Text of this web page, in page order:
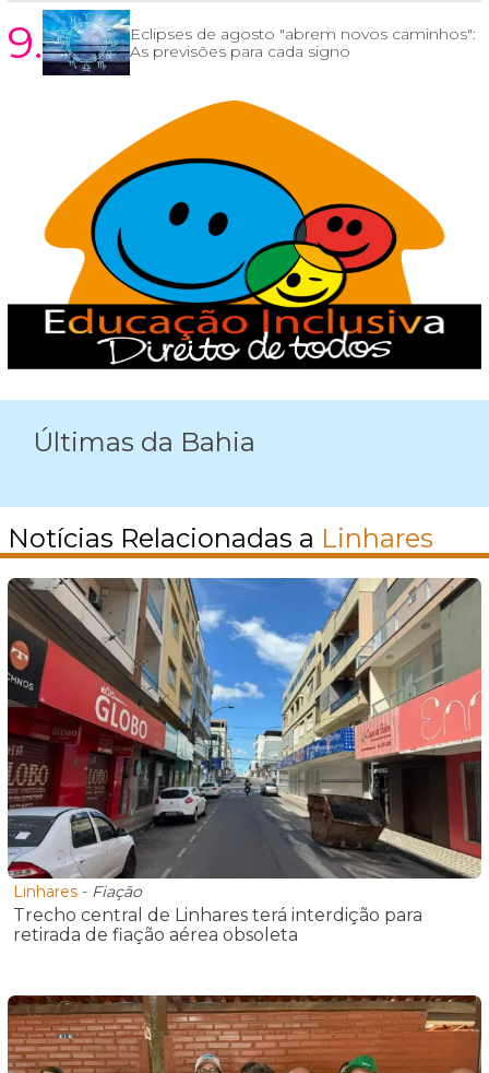
9.
Eclipses de agosto "abrem novos caminhos":
As previsões para cada signo
Últimas da Bahia
Notícias Relacionadas a Linhares
Linhares - Fiação
Trecho central de Linhares terá interdição para
retirada de fiação aérea obsoleta